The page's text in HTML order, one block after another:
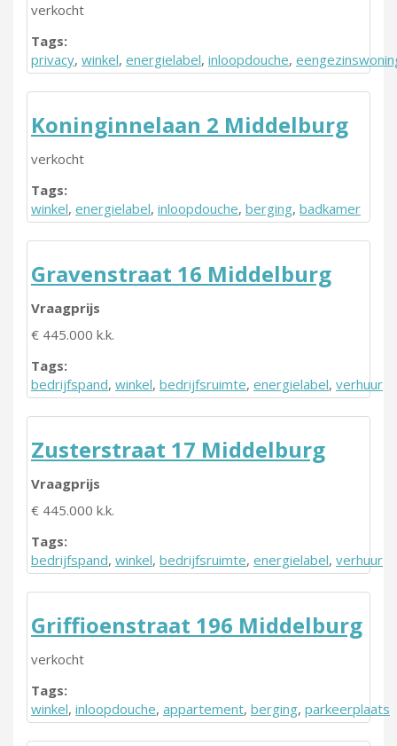
verkocht
Tags:
privacy, winkel, energielabel, inloopdouche,
Koninginnelaan 2 Middelburg
verkocht
Tags:
winkel, energielabel, inloopdouche, berging, badkamer
Gravenstraat 16 Middelburg
Vraagprijs
€ 445.000 k.k.
Tags:
bedrijfspand, winkel, bedrijfsruimte, energielabel, verhuur
Zusterstraat 17 Middelburg
Vraagprijs
€ 445.000 k.k.
Tags:
bedrijfspand, winkel, bedrijfsruimte, energielabel, verhuur
Griffioenstraat 196 Middelburg
verkocht
Tags:
winkel, inloopdouche, appartement, berging, parkeerplaats